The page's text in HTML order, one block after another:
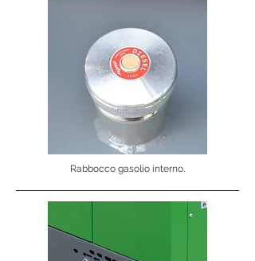
Rabbocco gasolio interno.